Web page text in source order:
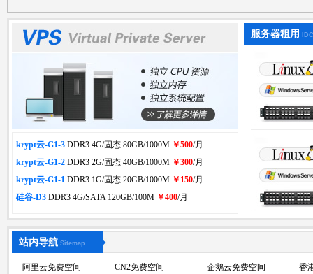
krypt云-G1-3 DDR3 4G/固态 80GB/1000M ￥500/月
krypt云-G1-2 DDR3 2G/固态 40GB/1000M ￥300/月
krypt云-G1-1 DDR3 1G/固态 20GB/1000M ￥150/月
硅谷-D3 DDR3 4G/SATA 120GB/100M ￥400/月
服务器租用 IDC
站内导航 Sitemap
阿里云免费空间 CN2免费空间 企鹅云免费空间
香